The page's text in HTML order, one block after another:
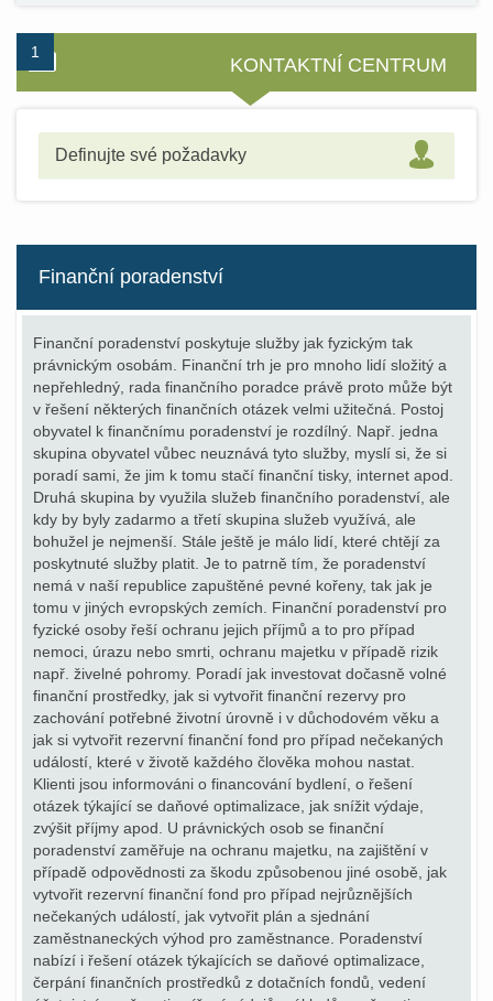
1
KONTAKTNÍ CENTRUM
Definujte své požadavky
Finanční poradenství
Finanční poradenství poskytuje služby jak fyzickým tak
právnickým osobám. Finanční trh je pro mnoho lidí složitý a
nepřehledný, rada finančního poradce právě proto může být
v řešení některých finančních otázek velmi užitečná. Postoj
obyvatel k finančnímu poradenství je rozdílný. Např. jedna
skupina obyvatel vůbec neuznává tyto služby, myslí si, že si
poradí sami, že jim k tomu stačí finanční tisky, internet apod.
Druhá skupina by využila služeb finančního poradenství, ale
kdy by byly zadarmo a třetí skupina služeb využívá, ale
bohužel je nejmenší. Stále ještě je málo lidí, které chtějí za
poskytnuté služby platit. Je to patrně tím, že poradenství
nemá v naší republice zapuštěné pevné kořeny, tak jak je
tomu v jiných evropských zemích. Finanční poradenství pro
fyzické osoby řeší ochranu jejich příjmů a to pro případ
nemoci, úrazu nebo smrti, ochranu majetku v případě rizik
např. živelné pohromy. Poradí jak investovat dočasně volné
finanční prostředky, jak si vytvořit finanční rezervy pro
zachování potřebné životní úrovně i v důchodovém věku a
jak si vytvořit rezervní finanční fond pro případ nečekaných
událostí, které v životě každého člověka mohou nastat.
Klienti jsou informováni o financování bydlení, o řešení
otázek týkající se daňové optimalizace, jak snížit výdaje,
zvýšit příjmy apod. U právnických osob se finanční
poradenství zaměřuje na ochranu majetku, na zajištění v
případě odpovědnosti za škodu způsobenou jiné osobě, jak
vytvořit rezervní finanční fond pro případ nejrůznějších
nečekaných událostí, jak vytvořit plán a sjednání
zaměstnaneckých výhod pro zaměstnance. Poradenství
nabízí i řešení otázek týkajících se daňové optimalizace,
čerpání finančních prostředků z dotačních fondů, vedení